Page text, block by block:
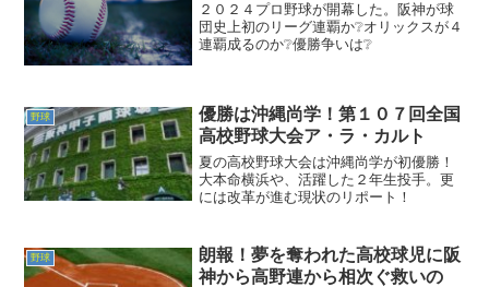
２０２４プロ野球が開幕した。阪神が球
団史上初のリーグ連覇か❔オリックスが４
連覇成るのか❔優勝争いは❔
野球
優勝は沖縄尚学！第１０７回全国
高校野球大会ア・ラ・カルト
夏の高校野球大会は沖縄尚学が初優勝！
大本命横浜や、活躍した２年生投手。更
には改革が進む現状のリポート！
野球
朗報！夢を奪われた高校球児に阪
神から高野連から相次ぐ救いの